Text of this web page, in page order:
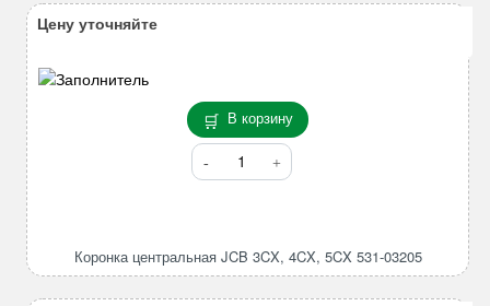
В корзину
Количество
товара
3CX,
Коронка центральная JCB 3CX, 4CX, 5CX 531-03205
Цену уточняйте